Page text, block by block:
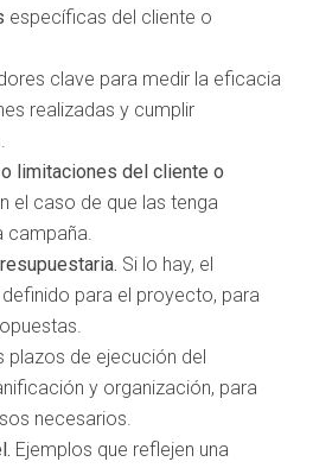
específicas del cliente o
clave para medir la eficacia
realizadas y cumplir
limitaciones del cliente o
el caso de que las tenga
campaña.
Si lo hay, el
para el proyecto, para
plazos de ejecución del
y organización, para
necesarios.
Ejemplos que reflejen una